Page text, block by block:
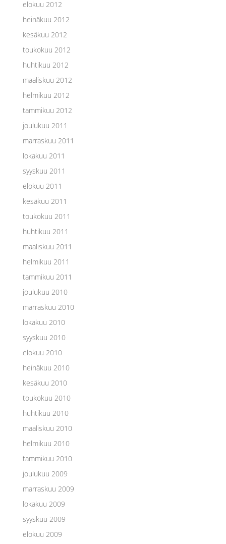
elokuu 2012
heinäkuu 2012
kesäkuu 2012
toukokuu 2012
huhtikuu 2012
maaliskuu 2012
helmikuu 2012
tammikuu 2012
joulukuu 2011
marraskuu 2011
lokakuu 2011
syyskuu 2011
elokuu 2011
kesäkuu 2011
toukokuu 2011
huhtikuu 2011
maaliskuu 2011
helmikuu 2011
tammikuu 2011
joulukuu 2010
marraskuu 2010
lokakuu 2010
syyskuu 2010
elokuu 2010
heinäkuu 2010
kesäkuu 2010
toukokuu 2010
huhtikuu 2010
maaliskuu 2010
helmikuu 2010
tammikuu 2010
joulukuu 2009
marraskuu 2009
lokakuu 2009
syyskuu 2009
elokuu 2009